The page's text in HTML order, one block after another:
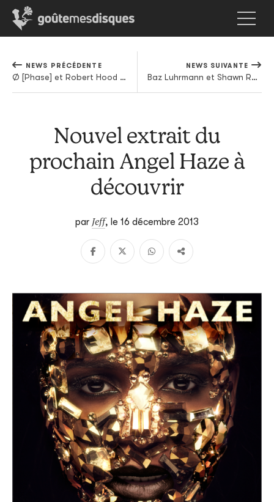
NEWS PRÉCÉDENTE
Ø [Phase] et Robert Hood roulent pour Token
NEWS SUIVANTE
Baz Luhrmann et Shawn Ryan se penchent sur le berceau du hip hop
Nouvel extrait du
prochain Angel Haze à
découvrir
par Jeff, le 16 décembre 2013